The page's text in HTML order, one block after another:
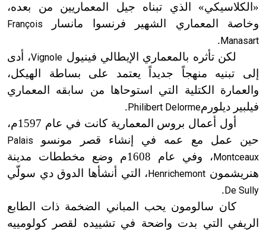
«الكلاسيكي» الذي تبناه جيل المعماريين من بعده،
وخاصة المعماري الشهير فرنسوا مانسار
François
Manasart
.
لكن تأثره بالمعماري الإيطالي فينيول Vignole، أدى
إلى تبنيه منهجاً جديداً يعتمد على بساطة الهيكل،
والعمارة الكتلية التي استوحاها من سابقه المعماري
فيلبير ديلورمPhilibert Delorme
.
أول أعمال بروس المعمارية كانت في عام 1597م،
حين عمل مع عمه في إنشاء قصر مونسو
Palais
Montceaux
، وفي عام 1608م وضع مخططات مدينة
هنريشمون Henrichemont ، التي أنشأها الدوق دي سولّي
De Sully
.
كان سالومون يحب المباني الضخمة ذات الطابع
الريفي التي بدت واضحة في تشييده لقصر كولومييه